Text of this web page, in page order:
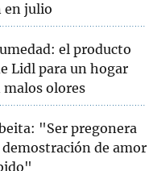
en julio
el producto
Lidl para un hogar
olores
"Ser pregonera
demostración de amor